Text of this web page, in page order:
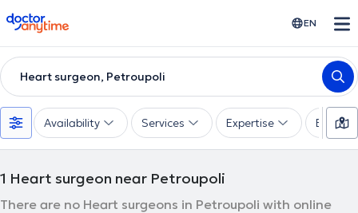
doctoranytime EN
Heart surgeon, Petroupoli
Availability Services Expertise
1 Heart surgeon near Petroupoli
There are no Heart surgeons in Petroupoli with online